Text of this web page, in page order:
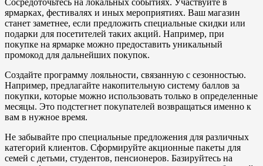
ярмарках, фестивалях и иных мероприятиях. Ваш магазин
станет заметнее, если предложить специальные скидки или
подарки для посетителей таких акций. Например, при
покупке на ярмарке можно предоставить уникальный
промокод для дальнейших покупок.
Создайте программу лояльности, связанную с сезонностью.
Например, предлагайте накопительную систему баллов за
покупки, которые можно использовать только в определенные
месяцы. Это подстегнет покупателей возвращаться именно к
вам в нужное время.
Не забывайте про специальные предложения для различных
категорий клиентов. Сформируйте акционные пакеты для
семей с детьми, студентов, пенсионеров. Базируйтесь на